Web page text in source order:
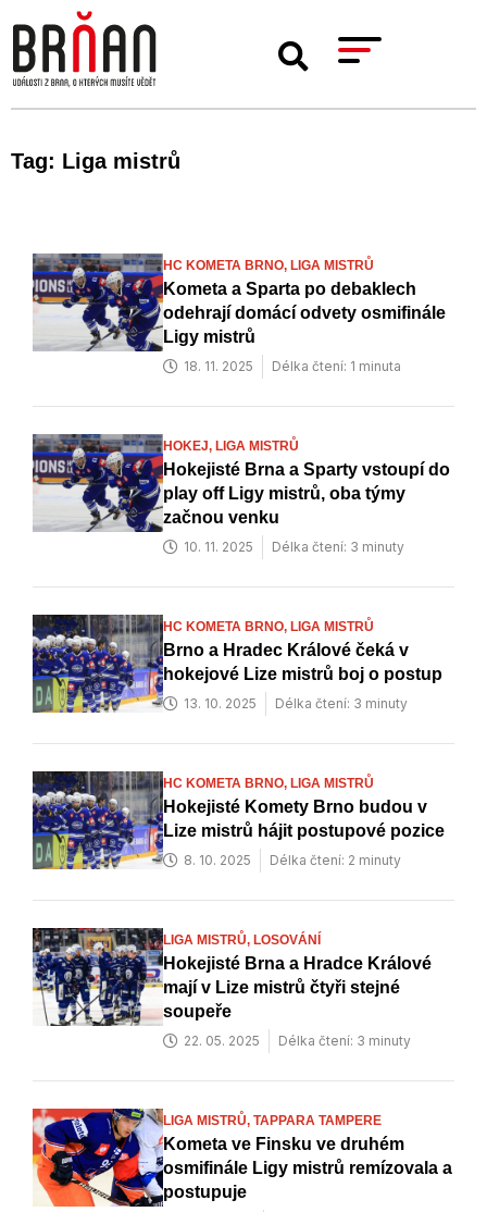
Tag: Liga mistrů
HC KOMETA BRNO, LIGA MISTRŮ
Kometa a Sparta po debaklech
odehrají domácí odvety osmifinále
Ligy mistrů
18. 11. 2025 Délka čtení: 1 minuta
HOKEJ, LIGA MISTRŮ
Hokejisté Brna a Sparty vstoupí do
play off Ligy mistrů, oba týmy
začnou venku
10. 11. 2025 Délka čtení: 3 minuty
HC KOMETA BRNO, LIGA MISTRŮ
Brno a Hradec Králové čeká v
hokejové Lize mistrů boj o postup
13. 10. 2025 Délka čtení: 3 minuty
HC KOMETA BRNO, LIGA MISTRŮ
Hokejisté Komety Brno budou v
Lize mistrů hájit postupové pozice
8. 10. 2025 Délka čtení: 2 minuty
LIGA MISTRŮ, LOSOVÁNÍ
Hokejisté Brna a Hradce Králové
mají v Lize mistrů čtyři stejné
soupeře
22. 05. 2025 Délka čtení: 3 minuty
LIGA MISTRŮ, TAPPARA TAMPERE
Kometa ve Finsku ve druhém
osmifinále Ligy mistrů remízovala a
postupuje